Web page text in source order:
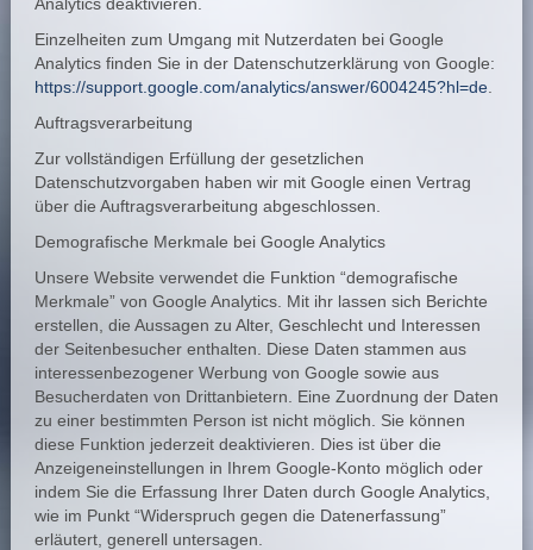
Analytics deaktivieren.
Einzelheiten zum Umgang mit Nutzerdaten bei Google
Analytics finden Sie in der Datenschutzerklärung von Google:
https://support.google.com/analytics/answer/6004245?hl=de.
Auftragsverarbeitung
Zur vollständigen Erfüllung der gesetzlichen
Datenschutzvorgaben haben wir mit Google einen Vertrag
über die Auftragsverarbeitung abgeschlossen.
Demografische Merkmale bei Google Analytics
Unsere Website verwendet die Funktion “demografische
Merkmale” von Google Analytics. Mit ihr lassen sich Berichte
erstellen, die Aussagen zu Alter, Geschlecht und Interessen
der Seitenbesucher enthalten. Diese Daten stammen aus
interessenbezogener Werbung von Google sowie aus
Besucherdaten von Drittanbietern. Eine Zuordnung der Daten
zu einer bestimmten Person ist nicht möglich. Sie können
diese Funktion jederzeit deaktivieren. Dies ist über die
Anzeigeneinstellungen in Ihrem Google-Konto möglich oder
indem Sie die Erfassung Ihrer Daten durch Google Analytics,
wie im Punkt “Widerspruch gegen die Datenerfassung”
erläutert, generell untersagen.